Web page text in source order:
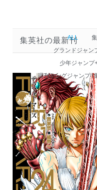
集英社の最新刊
ALL
グランドジャン
少年ジャンプ
週刊ヤングジャンプ (